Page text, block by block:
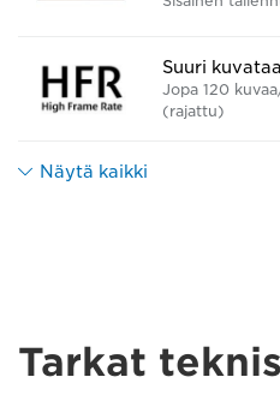
Suuri
Jopa 120
(rajattu)
Näytä kaikki
Tarkat